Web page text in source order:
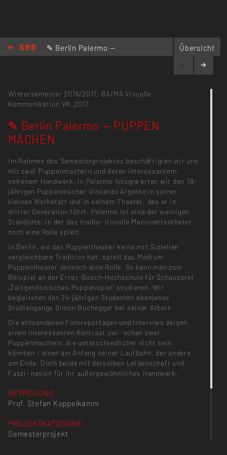
✎ Berlin Palermo —
Übersicht
Wintersemester 2016/2017, BA/MA Visuelle
Kommunikation VK_2017
✎ Berlin Palermo — PUPPEN
MACHEN
Im Rahmen des Semesterprojektes beschäftigten wir uns
mit zwei Puppenmachern und deren interessantem,
seltenem Handwerk. In Palermo fotogra erten wir den 78-
jährigen Puppenmacher Vincenzo Argento in seiner
kleinen Werkstatt und in seinem Theater, das er in
dritter Generation führt. Palermo ist eine der weinigen
Standorte, in der das tradio- tionelle Marionettentheter
noch eine Rolle spielt.
In Berlin, wo das Puppentheater keine mit Sizielien
vergleichbare Tradition hat, spielt das Medium
Puppentheater dennoch eine Rolle. So kann man zum
Beispiel an der Ernst-Busch-Hochschule für Schauspiel
„Zeitgenössisches Puppenspiel“ studieren. Wir
begleiteten den 24-jährigen Studenten ebenjenes
Studiengangs Simon Buchegger bei seiner Arbeit.
Die entsandenen Fotoreportagen und Interviws zeigen
einen interessanten Kontrast zwi- schen zwei
Puppenmachern, die unterschiedlicher nicht sein
könnten – einer am Anfang seiner Laufbahn, der andere
am Ende. Doch beide mit derselben Leidenschaft und
Faszi- nation für ihr außergewöhnliches Handwerk.
BETREUUNG
Prof. Stefan Koppelkamm
PROJEKTKATEGORIE
Semesterprojekt